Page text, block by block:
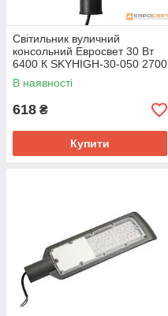
Світильник вуличний
консольний Евросвет 30 Вт
6400 К SKYHIGH-30-050 2700
Лм
В наявності
618 ₴
Купити